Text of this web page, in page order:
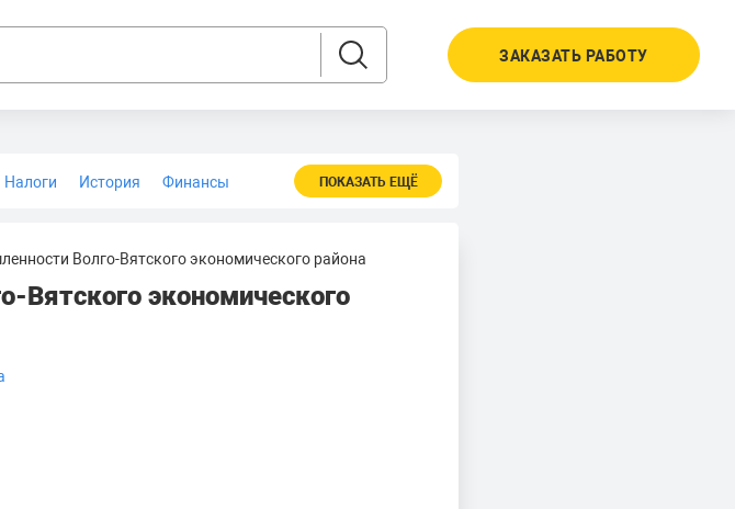
ЗАКАЗАТЬ РАБОТУ
Налоги История
Финансы
ПОКАЗАТЬ ЕЩЁ
Волго-Вятского экономического района
Вятского экономического